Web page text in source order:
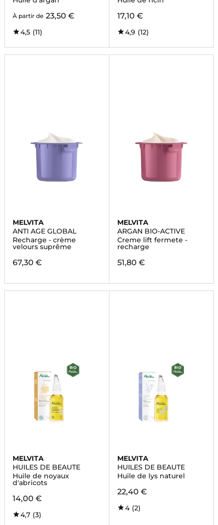
À partir de 23,50 €
4,5 (11)
17,10 €
4,9 (12)
MELVITA
ANTI AGE GLOBAL
Recharge - crème
velours suprême
67,30 €
MELVITA
ARGAN BIO-ACTIVE
Creme lift fermete -
recharge
51,80 €
MELVITA
HUILES DE BEAUTE
Huile de noyaux
d'abricots
14,00 €
4,7 (3)
MELVITA
HUILES DE BEAUTE
Huile de lys naturel
22,40 €
4 (2)